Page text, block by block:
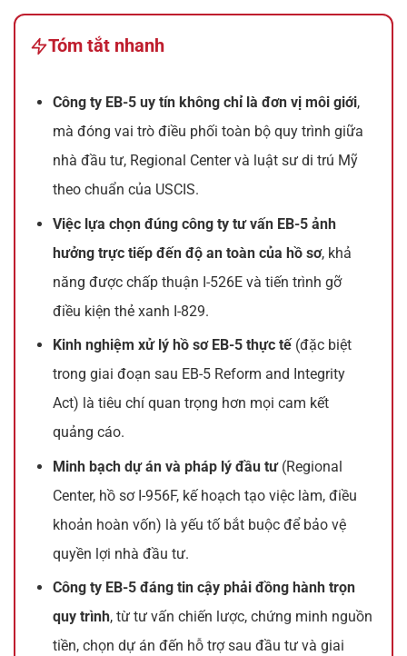
Tóm tắt nhanh
Công ty EB-5 uy tín không chỉ là đơn vị môi giới,
mà đóng vai trò điều phối toàn bộ quy trình giữa
nhà đầu tư, Regional Center và luật sư di trú Mỹ
theo chuẩn của USCIS.
Việc lựa chọn đúng công ty tư vấn EB-5 ảnh
hưởng trực tiếp đến độ an toàn của hồ sơ, khả
năng được chấp thuận I-526E và tiến trình gỡ
điều kiện thẻ xanh I-829.
Kinh nghiệm xử lý hồ sơ EB-5 thực tế (đặc biệt
trong giai đoạn sau EB-5 Reform and Integrity
Act) là tiêu chí quan trọng hơn mọi cam kết
quảng cáo.
Minh bạch dự án và pháp lý đầu tư(Regional
Center, hồ sơ I-956F, kế hoạch tạo việc làm, điều
khoản hoàn vốn) là yếu tố bắt buộc để bảo vệ
quyền lợi nhà đầu tư.
Công ty EB-5 đáng tin cậy phải đồng hành trọn
quy trình, từ tư vấn chiến lược, chứng minh nguồn
tiền, chọn dự án đến hỗ trợ sau đầu tư và giai